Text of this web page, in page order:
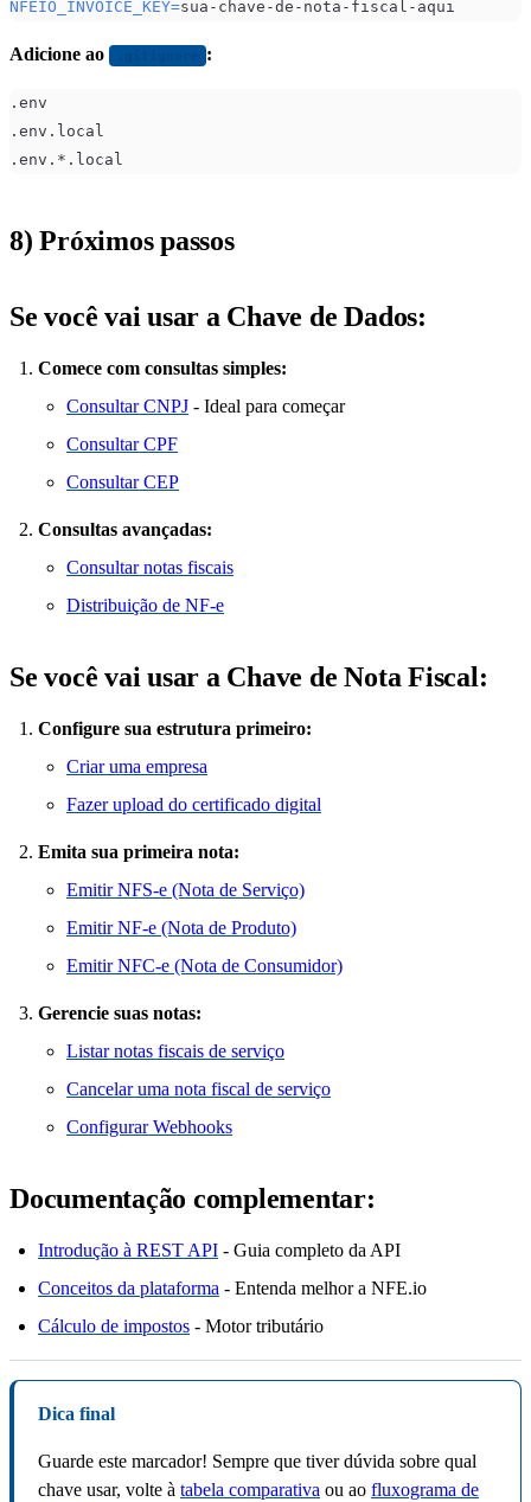
NFEIO_INVOICE_KEY=sua-chave-de-nota-fiscal-aqui
Adicione ao :
.env
.env.local
.env.*.local
8) Próximos passos
Se você vai usar a Chave de Dados:
Comece com consultas simples:
Consultar CNPJ - Ideal para começar
Consultar CPF
Consultar CEP
Consultas avançadas:
Consultar notas fiscais
Distribuição de NF-e
Se você vai usar a Chave de Nota Fiscal:
Configure sua estrutura primeiro:
Criar uma empresa
Fazer upload do certificado digital
Emita sua primeira nota:
Emitir NFS-e (Nota de Serviço)
Emitir NF-e (Nota de Produto)
Emitir NFC-e (Nota de Consumidor)
Gerencie suas notas:
Listar notas fiscais de serviço
Cancelar uma nota fiscal de serviço
Configurar Webhooks
Documentação complementar:
Introdução à REST API - Guia completo da API
Conceitos da plataforma - Entenda melhor a NFE.io
Cálculo de impostos - Motor tributário
Dica final
Guarde este marcador! Sempre que tiver dúvida sobre qual
chave usar, volte à tabela comparativa ou ao fluxograma de